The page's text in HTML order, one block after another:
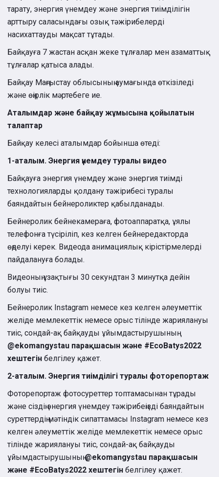
тарату, энергия үнемдеу және энергия тиімділігін
арттыру саласындағы озық тәжірибелерді
насихаттауды мақсат тұтады.
Байқауға 7 жастан асқан жеке тұлғалар мен азаматтық
тұлғалар қатыса алады.
Байқау Маңғыстау облысының аумағында өткізіледі
және өңірлік мәртебеге ие.
Аталымдар және байқау жұмысына қойылатын
талаптар
Байқау келесі аталымдар бойынша өтеді:
1-аталым. Энергия үнемдеу туралы видео
Байқауға энергия үнемдеу және энергия тиімді
технологияларды қолдану тәжірибесі туралы
баяндайтын бейнероликтер қабылданады.
Бейнеролик бейнекамераға, фотоаппаратқа, ұялы
телефонға түсіріліп, кез келген бейнередакторда
өңделуі керек. Видеода анимациялық кірістірмелерді
пайдалануға болады.
Видеоның ұзақтығы 30 секундтан 3 минутқа дейін
болуы тиіс.
Бейнеролик Instagram немесе кез келген әлеуметтік
желіде мемлекеттік немесе орыс тілінде жариялануы
тиіс, сондай-ақ байқауды ұйымдастырушының
@ekomangystau парақшасын және #EcoBatys2022
хештегін белгілеу қажет.
2-аталым. Энергия тиімділігі туралы фоторепортаж
Фоторепортаж фотосуреттер топтамасынан тұрады
және сіздің энергия үнемдеу тәжірибеңізді баяндайтын
суреттердің мәтіндік сипаттамасы Instagram немесе кез
келген әлеуметтік желіде мемлекеттік немесе орыс
тілінде жариялануы тиіс, сондай-ақ байқауды
ұйымдастырушының@ekomangystau парақшасын
және #EcoBatys2022 хештегін белгілеу қажет.